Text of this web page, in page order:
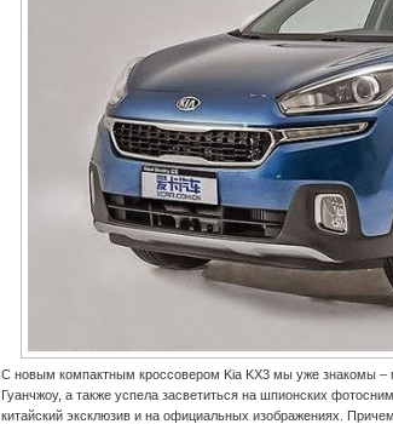
С новым компактным кроссовером Kia KX3 мы уже знакомы –
Гуанчжоу, а также успела засветиться на шпионских
китайский эксклюзив и на официальных изображениях.